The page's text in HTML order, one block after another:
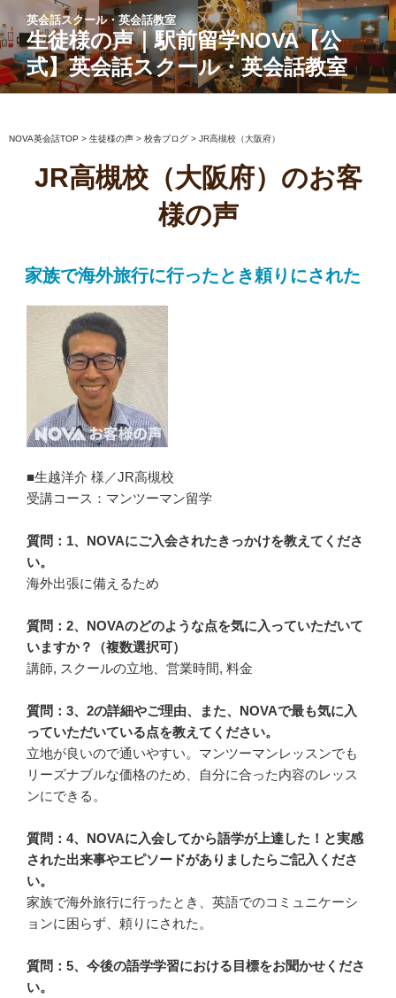
ン
テ
ン
ツ
ス
英会話スクール・英会話教室
生徒様の声｜駅前留学NOVA【公
式】英会話スクール・英会話教室
NOVA英会話TOP > 生徒様の声 > 校舎ブログ > JR高槻校（大阪府）
JR高槻校（大阪府）のお客
様の声
家族で海外旅行に行ったとき頼りにされた
■生越洋介 様／JR高槻校
受講コース：マンツーマン留学
質問：1、NOVAにご入会されたきっかけを教えてくださ
い。
海外出張に備えるため
質問：2、NOVAのどのような点を気に入っていただいて
いますか？（複数選択可）
講師, スクールの立地、営業時間, 料金
質問：3、2の詳細やご理由、また、NOVAで最も気に入
っていただいている点を教えてください。
立地が良いので通いやすい。マンツーマンレッスンでも
リーズナブルな価格のため、自分に合った内容のレッス
ンにできる。
質問：4、NOVAに入会してから語学が上達した！と実感
された出来事やエピソードがありましたらご記入くださ
い。
家族で海外旅行に行ったとき、英語でのコミュニケーシ
ョンに困らず、頼りにされた。
質問：5、今後の語学学習における目標をお聞かせくださ
い。